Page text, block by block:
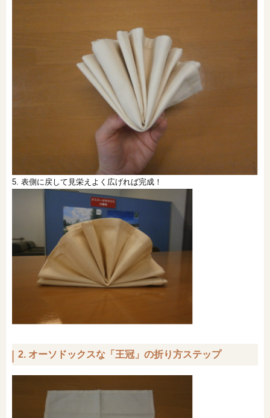
5. 表側に戻して見栄えよく広げれば完成！
2. オーソドックスな「王冠」の折り方ステップ